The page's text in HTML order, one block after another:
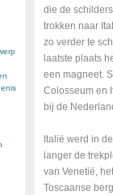
die de
trokken naar
zo verder te
laatste plaats
een magneet.
Colosseum en
bij de
Italië werd in
langer de
van Venetië,
Toscaanse